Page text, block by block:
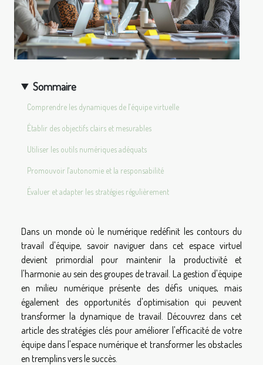
Sommaire
Comprendre les dynamiques de l'équipe virtuelle
Établir des objectifs clairs et mesurables
Utiliser les outils numériques adéquats
Promouvoir l'autonomie et la responsabilité
Évaluer et adapter les stratégies régulièrement
Dans un monde où le numérique redéfinit les contours du
travail d'équipe, savoir naviguer dans cet espace virtuel
devient primordial pour maintenir la productivité et
l'harmonie au sein des groupes de travail. La gestion d'équipe
en milieu numérique présente des défis uniques, mais
également des opportunités d'optimisation qui peuvent
transformer la dynamique de travail. Découvrez dans cet
article des stratégies clés pour améliorer l'efficacité de votre
équipe dans l'espace numérique et transformer les obstacles
en tremplins vers le succès.